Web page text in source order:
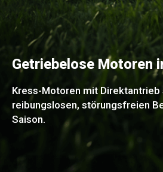
Getriebelose Motoren
Kress-Motoren mit Direktantrieb
reibungslosen, störungsfreien
Saison.